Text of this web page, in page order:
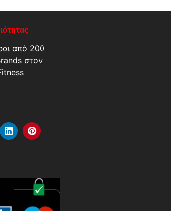
από 200
στον